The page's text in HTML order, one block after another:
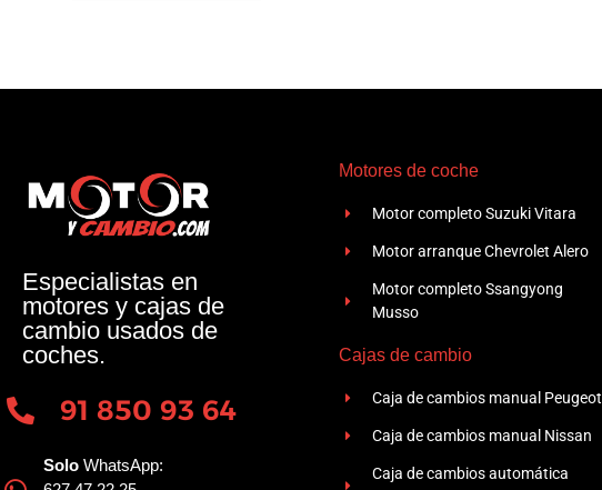
Especialistas en
motores y cajas de
cambio usados de
coches.
91 850 93 64
Solo WhatsApp:
Motores de coche
Motor completo Suzuki Vitara
Motor arranque Chevrolet Alero
Motor completo Ssangyong
Musso
Cajas de cambio
Caja de cambios manual Peugeot
Caja de cambios manual Nissan
Caja de cambios automática